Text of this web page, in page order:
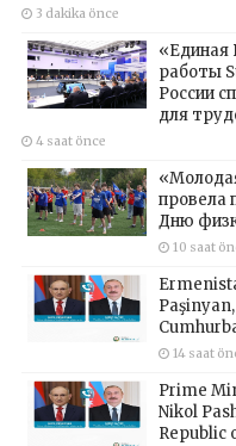
3 dakika önce
«Единая
работы
России
для
4 saat önce
провела
Дню
10 saat
14 saat
Prime
Nikol
Republic